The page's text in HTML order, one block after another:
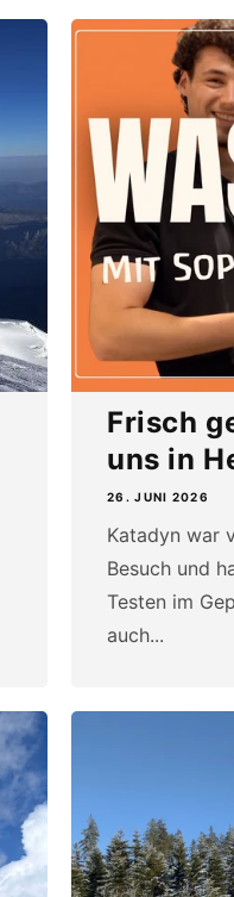
Frisch
uns in
26. JUNI 2026
Katadyn war
Besuch und
Testen im
auch...